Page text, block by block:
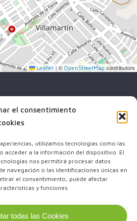
el consentimiento
utilizamos tecnologías como las
acceder a la información del dispositivo. El
nos permitirá procesar datos
navegación o las identificaciones únicas en
el consentimiento, puede afectar
y funciones.
todas las Cookies
Leaflet | © OpenStreetMapcontributors
644 64 23 43
energy-esp.com